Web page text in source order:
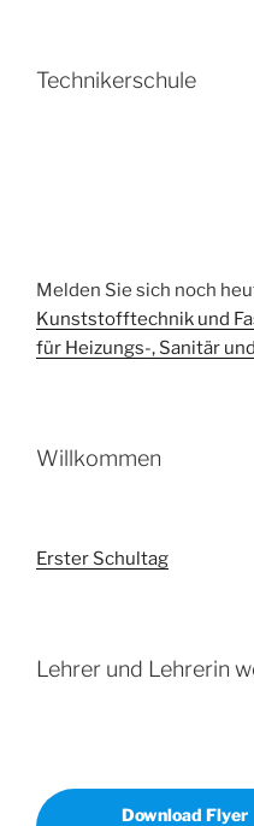
Technikerschule
Melden Sie sich noch
Kunststofftechnik und
für Heizungs-, Sanitär
Willkommen
Erster Schultag
Lehrer und Lehrerin
Download Flyer